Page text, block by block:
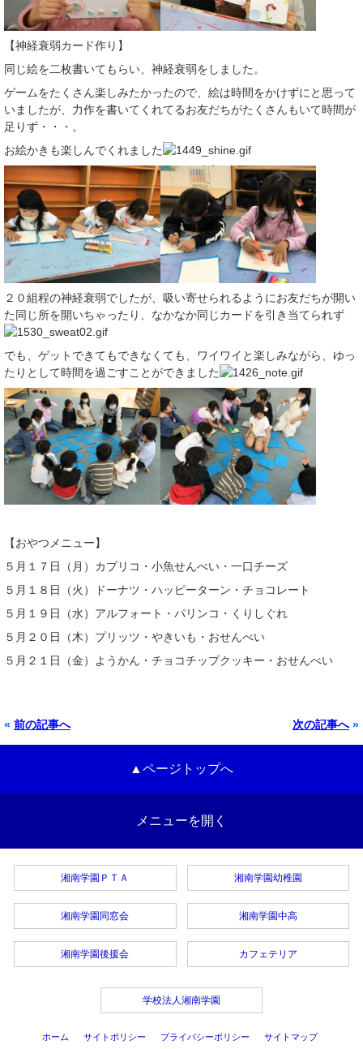
【神経衰弱カード作り】
同じ絵を二枚書いてもらい、神経衰弱をしました。
ゲームをたくさん楽しみたかったので、絵は時間をかけずにと思って
いましたが、力作を書いてくれてるお友だちがたくさんもいて時間が
足りず・・・。
お絵かきも楽しんでくれました
２０組程の神経衰弱でしたが、吸い寄せられるようにお友だちが開い
た同じ所を開いちゃったり、なかなか同じカードを引き当てられず
でも、ゲットできてもできなくても、ワイワイと楽しみながら、ゆっ
たりとして時間を過ごすことができました
【おやつメニュー】
５月１７日（月）カプリコ・小魚せんべい・一口チーズ
５月１８日（火）ドーナツ・ハッピーターン・チョコレート
５月１９日（水）アルフォート・パリンコ・くりしぐれ
５月２０日（木）プリッツ・やきいも・おせんべい
５月２１日（金）ようかん・チョコチップクッキー・おせんべい
« 前の記事へ 次の記事へ»
▲ページトップへ
メニューを開く
湘南学園ＰＴＡ
湘南学園同窓会
湘南学園後援会
湘南学園幼稚園
湘南学園中高
カフェテリア
学校法人湘南学園
ホーム サイトポリシー プライバシーポリシー サイトマップ